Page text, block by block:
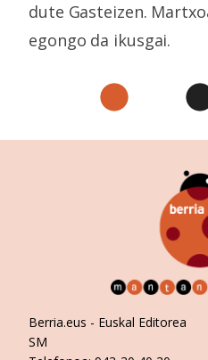
dute Gasteizen.
egongo da ikusgai.
Berria.eus - Euskal Editorea
SM